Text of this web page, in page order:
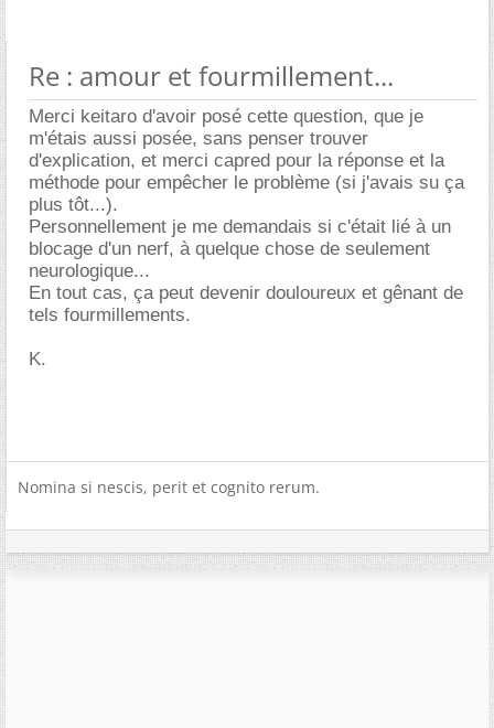
Re : amour et fourmillement...
Merci keitaro d'avoir posé cette question, que je
m'étais aussi posée, sans penser trouver
d'explication, et merci capred pour la réponse et la
méthode pour empêcher le problème (si j'avais su ça
plus tôt...).
Personnellement je me demandais si c'était lié à un
blocage d'un nerf, à quelque chose de seulement
neurologique...
En tout cas, ça peut devenir douloureux et gênant de
tels fourmillements.
K.
Nomina si nescis, perit et cognito rerum.